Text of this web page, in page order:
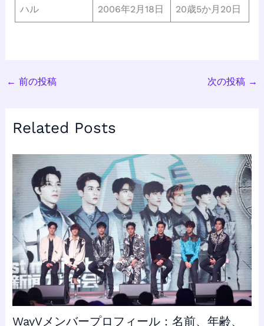
ハル 2006年2月18日 20歳5か月20日
← 前の投稿 次の投稿 →
Related Posts
WayVメンバープロフィール：名前、年齢、